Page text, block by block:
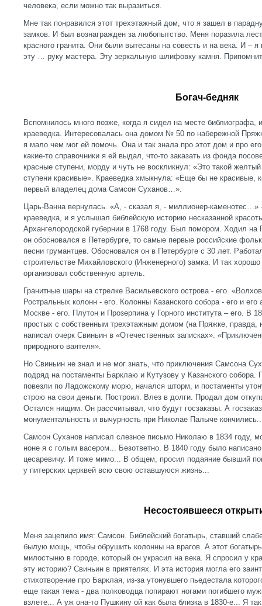
человека, если можно так выразиться.
Мне так понравился этот трехэтажный дом, что я зашел в
замков. И был вознагражден за любопытство. Меня поразила
красного гранита. Они были вытесаны на совесть и на века. И –
эту … руку мастера. Эту зеркальную шлифовку камня.
Богач-бедняк
Вспомнилось много позже, когда я сидел на месте библиографа,
краеведка. Интересовалась она домом № 50 по набережной
я мало чем мог ей помочь. Она и так знала про этот дом и про
какие-то справочники я ей выдал, что-то заказать из фонда
красные ступени, морду и чуть не воскликнул: «Это такой
ступени красивые». Краеведка хмыкнула: «Еще бы не красивые,
первый владелец дома Самсон Суханов…».
Царь-Ванна вернулась. «А, - сказал я, - миллионер-
краеведка, и я услышал библейскую историю несказанной
Архангелородской губернии в 1768 году. Был помором. Ходил на
он обосновался в Петербурге, то самые первые российские
песни грумантцев. Обосновался он в Петербурге с 30 лет.
строительстве Михайловского (Инженерного) замка. И так
организовал собственную артель.
Гранитные шары на стрелке Васильевского острова - его.
Ростральных колонн - его. Колонны Казанского собора - его и
Москве - его. Плутон и Прозерпина у Горного института – его. В
простых с собственным трехэтажным домом (на Пряжке,
написал очерк Свиньин в «Отечественных записках»:
природного ваятеля».
Но Свиньин не знал и не мог знать, что приключения Самсона
подряд на постаменты Барклаю и Кутузову у Казанского
повезли по Ладожскому морю, начался шторм, и постаменты
строю на свои деньги. Построил. Влез в долги. Продал дом
Остался нищим. Он рассчитывал, что будут госзаказы. А
монументальность и вычурность при Николае Палыче
Самсон Суханов написал слезное письмо Николаю в 1834 году,
ноне я с голым васером... Безответно. В 1840 году было
цесаревичу. И тоже мимо... В общем, просил подаяние бывший
у питерских церквей всю свою оставшуюся жизнь...
Несостоявшееся
Меня зацепило имя: Самсон. Библейский богатырь, ставший
былую мощь, чтобы обрушить колонны на врагов. А этот
милостыню в городе, который он украсил на века. Я спросил у
эту историю? Свиньин в приятелях. И эта история могла его
стихотворение про Барклая, из-за утонувшего пьедестала
еще такая тема - два полководца попирают ногами погибшего
взлете... А уж она-то Пушкину ой как была близка в 1830-е... Я